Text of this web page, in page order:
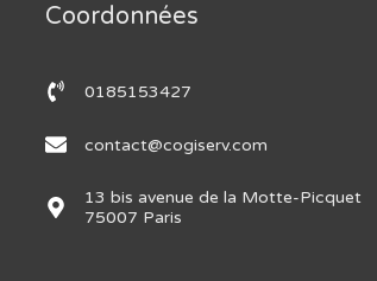
Coordonnées
0185153427
contact@cogiserv.com
13 bis avenue de la Motte-Picquet
75007 Paris